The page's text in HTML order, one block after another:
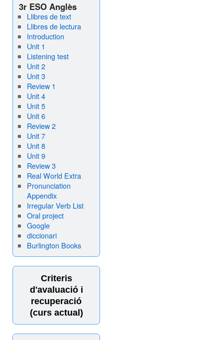
3r ESO Anglès
Llibres de text
Llibres de lectura
Introduction
Unit 1
Listening test
Unit 2
Unit 3
Review 1
Unit 4
Unit 5
Unit 6
Review 2
Unit 7
Unit 8
Unit 9
Review 3
Real World Extra
Pronunciation
Appendix
Irregular Verb List
Oral project
Google
diccionari
Burlington Books
Criteris
d'avaluació i
recuperació
(curs actual)